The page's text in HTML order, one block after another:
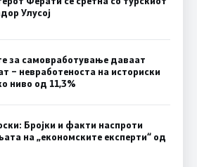
Улусој
за самовработување даваат
– невработеноста на историски
ниво од 11,3%
Бројки и факти наспроти
на „економските експерти“ од